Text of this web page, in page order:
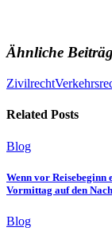
Ähnliche
Zivilrecht
Related Posts
Blog
Wenn vor Reisebeginn
Vormittag auf den
Blog